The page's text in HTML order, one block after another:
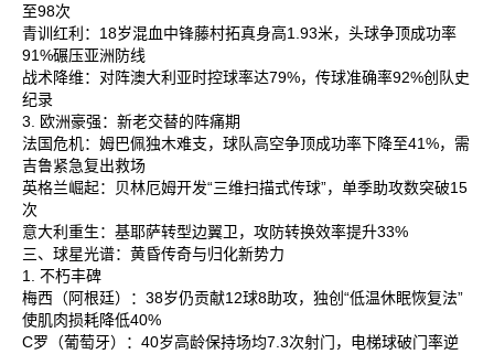
至98次‌
青训红利‌：18岁混血中锋藤村拓真身高1.93米，头球争顶成功率
91%碾压亚洲防线‌
战术降维‌：对阵澳大利亚时控球率达79%，传球准确率92%创队史
纪录‌
3. 欧洲豪强：新老交替的阵痛期
法国危机‌：姆巴佩独木难支，球队高空争顶成功率下降至41%，需
吉鲁紧急复出救场‌
英格兰崛起‌：贝林厄姆开发“三维扫描式传球”，单季助攻数突破15
次‌
意大利重生‌：基耶萨转型边翼卫，攻防转换效率提升33%‌
三、球星光谱：黄昏传奇与归化新势力
1. 不朽丰碑
梅西‌（阿根廷）：38岁仍贡献12球8助攻，独创“低温休眠恢复法”
使肌肉损耗降低40%‌
C罗‌（葡萄牙）：40岁高龄保持场均7.3次射门，电梯球破门率逆